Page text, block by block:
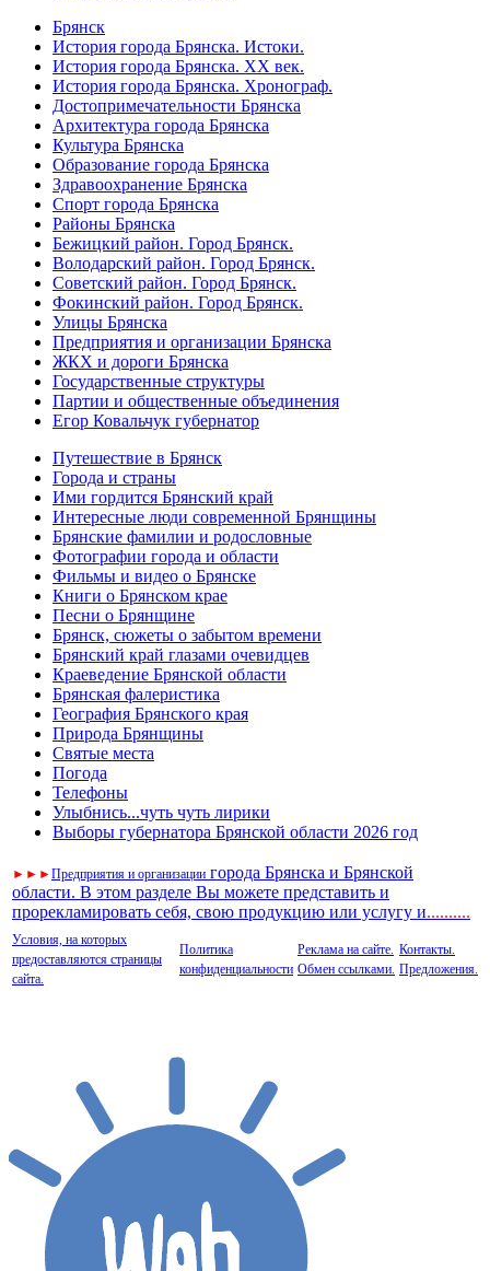
Брянск
История города Брянска. Истоки.
История города Брянска. XX век.
История города Брянска. Хронограф.
Достопримечательности Брянска
Архитектура города Брянска
Культура Брянска
Образование города Брянска
Здравоохранение Брянска
Спорт города Брянска
Районы Брянска
Бежицкий район. Город Брянск.
Володарский район. Город Брянск.
Советский район. Город Брянск.
Фокинский район. Город Брянск.
Улицы Брянска
Предприятия и организации Брянска
ЖКХ и дороги Брянска
Государственные структуры
Партии и общественные объединения
Егор Ковальчук губернатор
Путешествие в Брянск
Города и страны
Ими гордится Брянский край
Интересные люди современной Брянщины
Брянские фамилии и родословные
Фотографии города и области
Фильмы и видео о Брянске
Книги о Брянском крае
Песни о Брянщине
Брянск, сюжеты о забытом времени
Брянский край глазами очевидцев
Краеведение Брянской области
Брянская фалеристика
География Брянского края
Природа Брянщины
Святые места
Погода
Телефоны
Улыбнись...чуть чуть лирики
Выборы губернатора Брянской области 2026 год
► ► ►Предприятия и организации города Брянска и Брянской
области. В этом разделе Вы можете представить и
прорекламировать себя, свою продукцию или услугу и..........
Условия, на которых
предоставляются страницы
сайта.
Политика
конфиденциальности
Реклама на сайте.
Обмен ссылками.
Контакты.
Предложения.